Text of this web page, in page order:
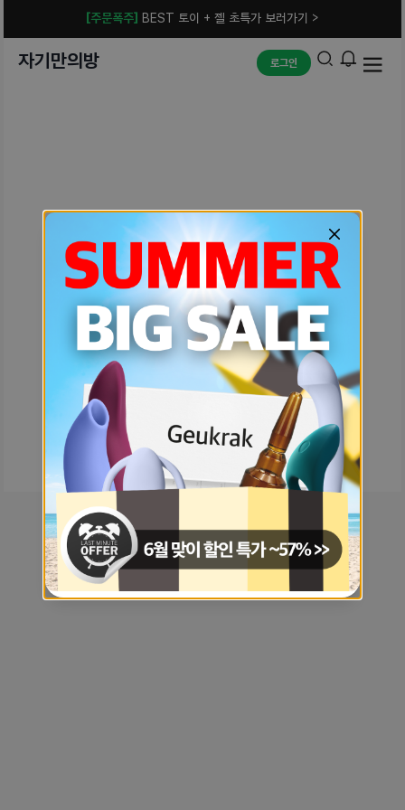
[주문폭주] BEST 토이 + 젤 초특가 보러가기 >
자기만의방 로그인
예상치 못한 에러입니다.